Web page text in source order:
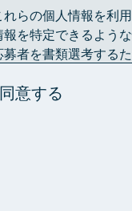
らの個人情報を利用
を特定できるよう
者を書類選考する
意する